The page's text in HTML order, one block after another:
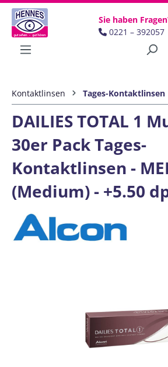
Zum Hauptinhalt springen
Sie haben
0221 – 392057
Kontaktlinsen Tages-Kontaktlinsen
DAILIES TOTAL 1
30er Pack Tages-
Kontaktlinsen -
(Medium) - +5.50